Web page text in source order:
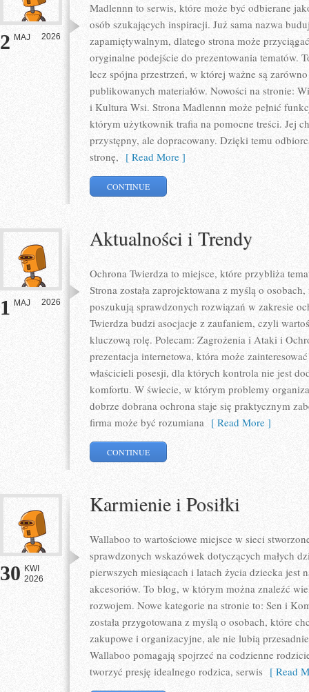
2 MAJ 2026
Madlennn to serwis, które może być odbierane
osób szukających inspiracji. Już sama nazwa
zapamiętywalnym, dlatego strona może
oryginalne podejście do prezentowania tematów.
lecz spójna przestrzeń, w której ważne są
publikowanych materiałów. Nowości na stronie:
i Kultura Wsi. Strona Madlennn może pełnić
którym użytkownik trafia na pomocne treści. Jej
przystępny, ale dopracowany. Dzięki temu
stronę, [ Read More ]
CONTINUE
1 MAJ 2026
Aktualności i Trendy
Ochrona Twierdza to miejsce, które przybliża
Strona została zaprojektowana z myślą o
poszukują sprawdzonych rozwiązań w zakresie
Twierdza budzi asocjacje z zaufaniem, czyli
kluczową rolę. Polecam: Zagrożenia i Ataki i
prezentacja internetowa, która może
właścicieli posesji, dla których kontrola nie jest
komfortu. W świecie, w którym problemy
dobrze dobrana ochrona staje się praktycznym
firma może być rozumiana [ Read More ]
CONTINUE
30 KWI
2026
Karmienie i Posiłki
Wallaboo to wartościowe miejsce w sieci
sprawdzonych wskazówek dotyczących małych
pierwszych miesiącach i latach życia dziecka jest
akcesoriów. To blog, w którym można znaleźć
rozwojem. Nowe kategorie na stronie to: Sen i
została przygotowana z myślą o osobach, które
zakupowe i organizacyjne, ale nie lubią
Wallaboo pomagają spojrzeć na codzienne
tworzyć presję idealnego rodzica, serwis [ Read